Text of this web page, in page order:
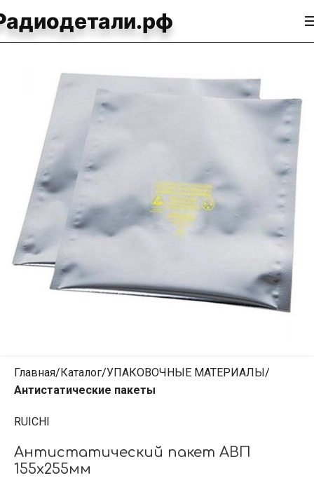
Главная Каталог УПАКОВОЧНЫЕ МАТЕРИАЛЫ
Антистатические пакеты
RUICHI
Антистатический пакет АВП
155х255мм